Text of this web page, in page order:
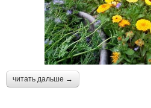
читать дальше →